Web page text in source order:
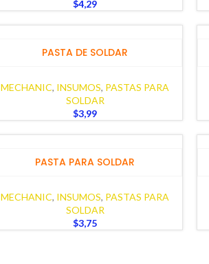
$4,29
PASTA DE SOLDAR
MECHANIC, INSUMOS, PASTAS PARA
SOLDAR
$3,99
PASTA PARA SOLDAR
MECHANIC, INSUMOS, PASTAS PARA
SOLDAR
$3,75